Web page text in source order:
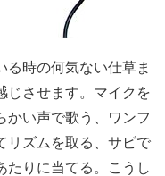
る時の何気ない仕草ま
じさせます。マイクを
かい声で歌う、ワンフ
リズムを取る、サビで
たりに当てる。こうし